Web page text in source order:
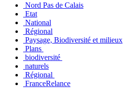
Nord Pas de Calais
Etat
National
Régional
Paysage, Biodiversité et milieux
Plans
biodiversité
naturels
Régional
FranceRelance